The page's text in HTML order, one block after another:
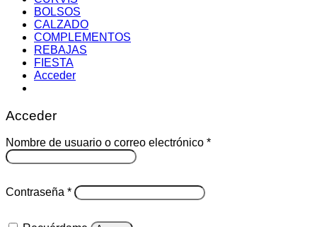
BOLSOS
CALZADO
COMPLEMENTOS
REBAJAS
FIESTA
Acceder
Acceder
Nombre de usuario o correo electrónico *Obligatorio
Contraseña *Obligatorio